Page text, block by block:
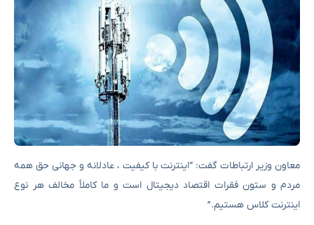
معاون وزیر ارتباطات گفت: “اینترنت با کیفیت ، عادلانه و جهانی حق همه
مردم و ستون فقرات اقتصاد دیجیتال است و ما کاملاً مخالف هر نوع
اینترنت کلاس هستیم.”